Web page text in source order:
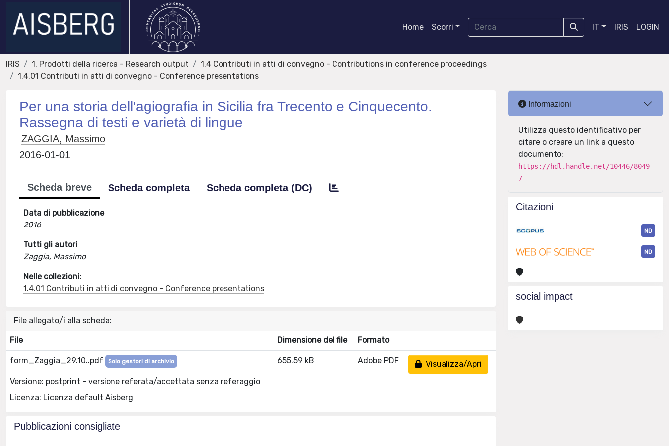
Home Scorri IT IRIS LOGIN
IRIS 1. Prodotti della ricerca - Research output
1.4 Contributi in atti di convegno - Contributions in conference proceedings
1.4.01 Contributi in atti di convegno - Conference presentations
Per una storia dell'agiografia in Sicilia fra Trecento e Cinquecento.
Rassegna di testi e varietà di lingue
ZAGGIA, Massimo
2016-01-01
Scheda breve Scheda completa Scheda completa (DC)
Data di pubblicazione
2016
Tutti gli autori
Zaggia, Massimo
Nelle collezioni:
1.4.01 Contributi in atti di convegno - Conference presentations
File allegato/i alla scheda:
File Dimensione del file Formato
form_Zaggia_29.10..pdf Solo gestori di archivio
Versione: postprint - versione referata/accettata senza referaggio
Licenza: Licenza default Aisberg
655.59 kB Adobe PDF Visualizza/Apri
Pubblicazioni consigliate
Informazioni
Utilizza questo identificativo per
citare o creare un link a questo
documento:
https://hdl.handle.net/10446/8049
7
Citazioni
ND
ND
social impact